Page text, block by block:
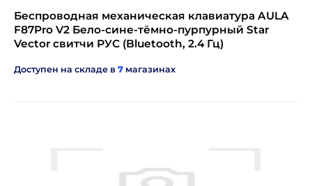
Беспроводная механическая клавиатура AULA
F87Pro V2 Бело-сине-тёмно-пурпурный Star
Vector свитчи РУС (Bluetooth, 2.4 Гц)
Доступен на складе в 7 магазинах